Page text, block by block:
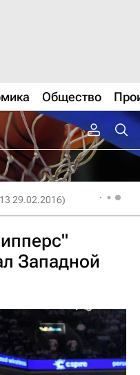
Общество
29.02.2016)
Западной